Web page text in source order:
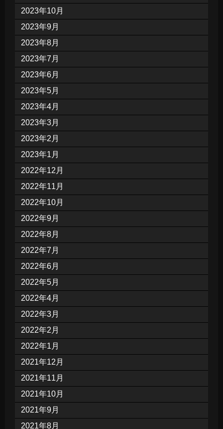
2023年10月
2023年9月
2023年8月
2023年7月
2023年6月
2023年5月
2023年4月
2023年3月
2023年2月
2023年1月
2022年12月
2022年11月
2022年10月
2022年9月
2022年8月
2022年7月
2022年6月
2022年5月
2022年4月
2022年3月
2022年2月
2022年1月
2021年12月
2021年11月
2021年10月
2021年9月
2021年8月